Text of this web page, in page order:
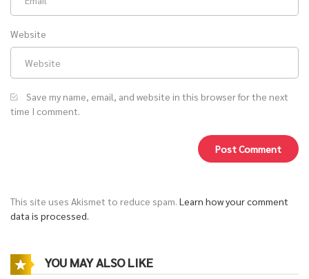
Website
Save my name, email, and website in this browser for the next
time I comment.
This site uses Akismet to reduce spam. Learn how your comment
data is processed.
YOU MAY ALSO LIKE